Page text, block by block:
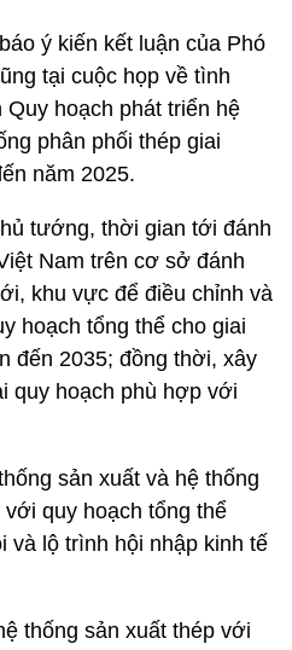
ý kiến kết luận của Phó
tại cuộc họp về tình
hoạch phát triển hệ
phân phối thép giai
năm 2025.
tướng, thời gian tới đánh
Nam trên cơ sở đánh
khu vực để điều chỉnh và
hoạch tổng thể cho giai
đến 2035; đồng thời, xây
quy hoạch phù hợp với
sản xuất và hệ thống
quy hoạch tổng thể
và lộ trình hội nhập kinh tế
thống sản xuất thép với